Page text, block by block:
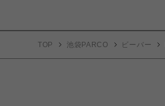
TOP 池袋PARCO ビーバー